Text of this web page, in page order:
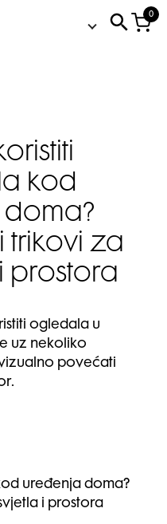
0
kod
trikovi za
prostora
ogledala u
uz nekoliko
povećati